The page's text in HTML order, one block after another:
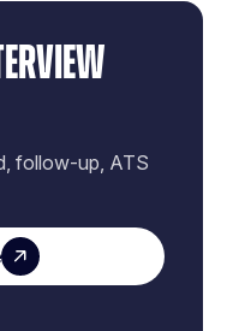
follow-up, ATS